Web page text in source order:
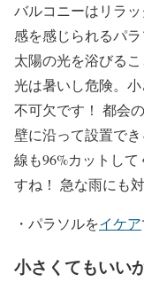
バルコニーはリラ
感を感じられるパ
太陽の光を浴びる
光は暑いし危険。
不可欠です！ 都会
壁に沿って設置で
線も96%カットし
すね！ 急な雨にも
・パラソルをイケア
小さくてもいい